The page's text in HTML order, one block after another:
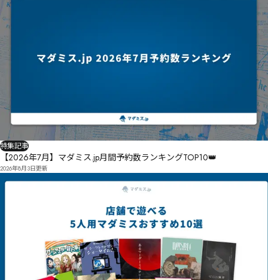
特集記事
【2026年7月】マダミス.jp月間予約数ランキングTOP10👑
2026年8月3日更新